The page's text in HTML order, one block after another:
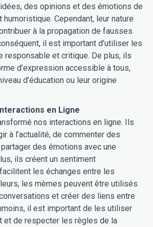
des opinions et des émotions de
Cependant, leur nature
à la propagation de fausses
il est important d’utiliser les
responsable et critique. De plus, ils
d’expression accessible à tous,
d’éducation ou leur origine
en Ligne
nos interactions en ligne. Ils
à l’actualité, de commenter des
des émotions avec une
ils créent un sentiment
les échanges entre les
les mèmes peuvent être utilisés
et créer des liens entre
il est important de les utiliser
et de respecter les règles de la